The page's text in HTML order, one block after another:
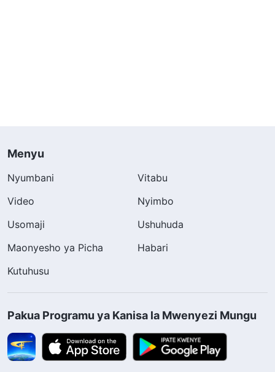
Menyu
Nyumbani
Vitabu
Video
Nyimbo
Usomaji
Ushuhuda
Maonyesho ya Picha
Habari
Kutuhusu
Pakua Programu ya Kanisa la Mwenyezi Mungu